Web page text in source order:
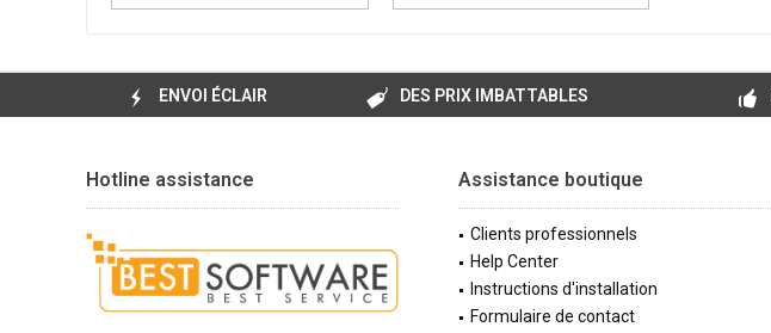
ENVOI ÉCLAIR DES PRIX IMBATTABLES
Hotline assistance Assistance boutique
Clients professionnels
Help Center
Instructions d'installation
Formulaire de contact